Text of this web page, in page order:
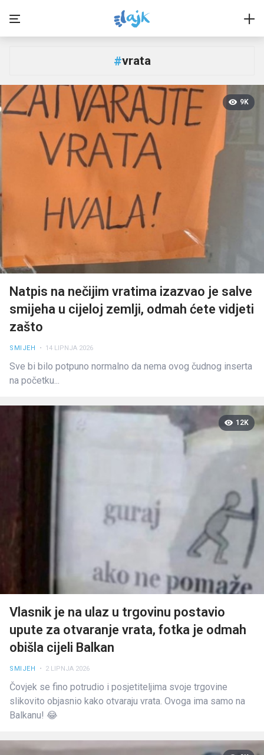
#vrata
9K
Natpis na nečijim vratima izazvao je salve
smijeha u cijeloj zemlji, odmah ćete vidjeti
zašto
SMIJEH • 14 LIPNJA 2026
Sve bi bilo potpuno normalno da nema ovog čudnog inserta
na početku...
12K
Vlasnik je na ulaz u trgovinu postavio
upute za otvaranje vrata, fotka je odmah
obišla cijeli Balkan
SMIJEH • 2 LIPNJA 2026
Čovjek se fino potrudio i posjetiteljima svoje trgovine
slikovito objasnio kako otvaraju vrata. Ovoga ima samo na
Balkanu! 😂